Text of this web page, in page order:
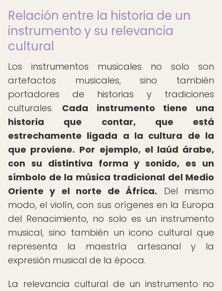
Relación entre la historia de un
instrumento y su relevancia
cultural
Los instrumentos musicales no solo son
artefactos musicales, sino también
portadores de historias y tradiciones
culturales. Cada instrumento tiene una
historia que contar, que está
estrechamente ligada a la cultura de la
que proviene. Por ejemplo, el laúd árabe,
con su distintiva forma y sonido, es un
símbolo de la música tradicional del Medio
Oriente y el norte de África. Del mismo
modo, el violín, con sus orígenes en la Europa
del Renacimiento, no solo es un instrumento
musical, sino también un icono cultural que
representa la maestría artesanal y la
expresión musical de la época.
La relevancia cultural de un instrumento no